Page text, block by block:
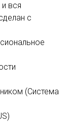
и вся
с
(Система